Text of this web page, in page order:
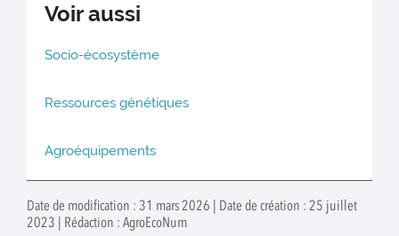
Voir aussi
Socio-écosystème
Ressources génétiques
Agroéquipements
Date de modification : 31 mars 2026 | Date de création : 25 juillet
2023 | Rédaction : AgroEcoNum